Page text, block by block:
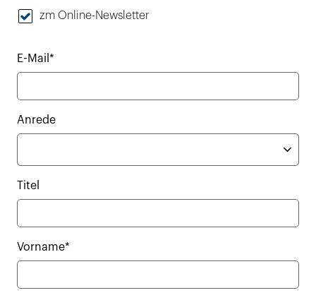
zm Online-Newsletter
E-Mail*
Anrede
Titel
Vorname*